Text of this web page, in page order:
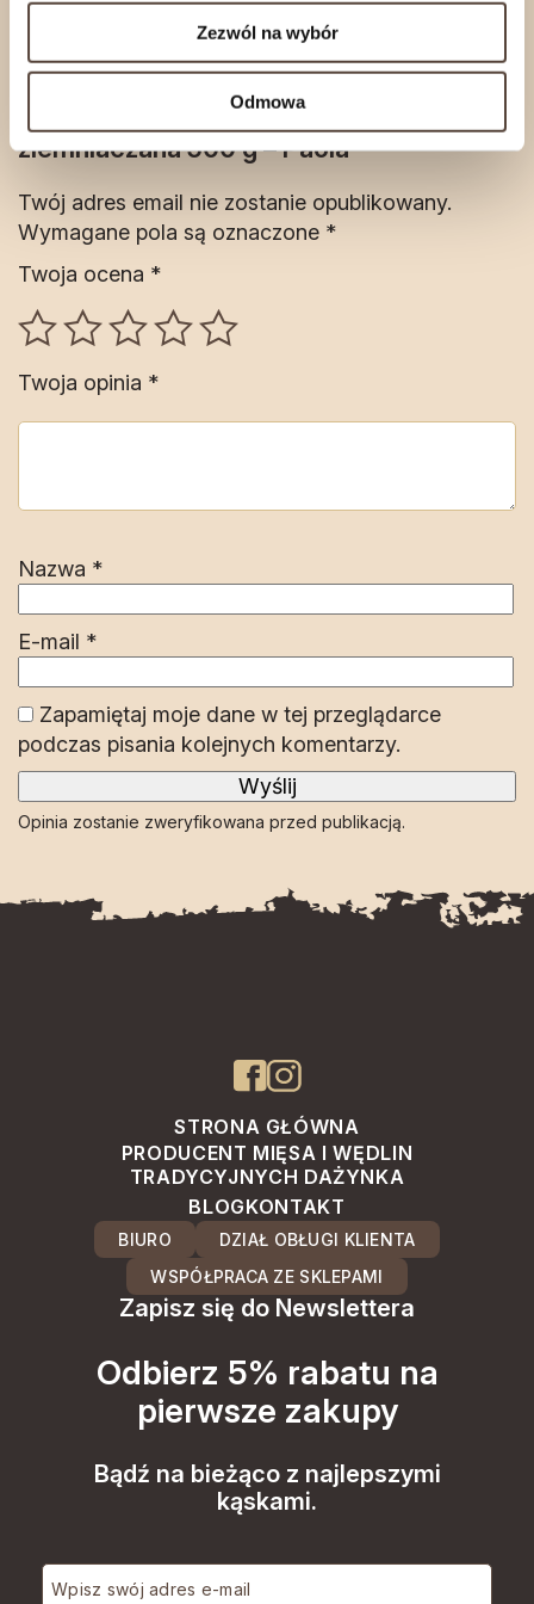
Zezwól na wybór
Odmowa
Na razie nie ma opinii o produkcie.
Napisz pierwszą opinię o „Babka
ziemniaczana 500 g – Paola”
Twój adres email nie zostanie opublikowany.
Wymagane pola są oznaczone *
Twoja ocena *
Twoja opinia *
Nazwa *
E-mail *
Zapamiętaj moje dane w tej przeglądarce
podczas pisania kolejnych komentarzy.
Opinia zostanie zweryfikowana przed publikacją.
STRONA GŁÓWNA
PRODUCENT MIĘSA I WĘDLIN
TRADYCYJNYCH DAŻYNKA
BLOGKONTAKT
BIURO
DZIAŁ OBŁUGI KLIENTA
WSPÓŁPRACA ZE SKLEPAMI
Zapisz się do Newslettera
Odbierz 5% rabatu na
pierwsze zakupy
Bądź na bieżąco z najlepszymi
kąskami.